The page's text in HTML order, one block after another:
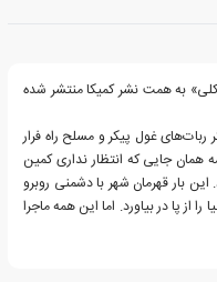
به همت نشر کمیکا منتشر شده
غول پیکر و مسلح راه فرار
همان جایی که انتظار نداری کمین
بار قهرمان شهر با دشمنی روبرو
از پا در بیاورد. اما این همه ماجرا